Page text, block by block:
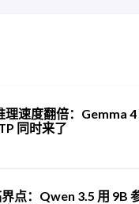
理速度翻倍：Gemma
同时来了
点：Qwen 3.5 用 9B